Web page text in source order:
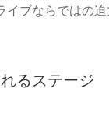
イブならではの
るステージ